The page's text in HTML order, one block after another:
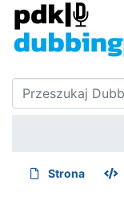
Strona